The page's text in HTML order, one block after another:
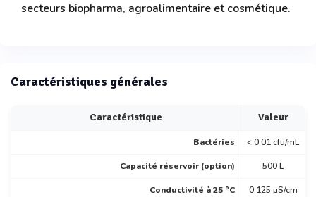
secteurs biopharma, agroalimentaire et cosmétique.
Caractéristiques générales
Caractéristique Valeur
Bactéries < 0,01 cfu/mL
Capacité réservoir (option) 500 L
Conductivité à 25 °C 0,125 µS/cm